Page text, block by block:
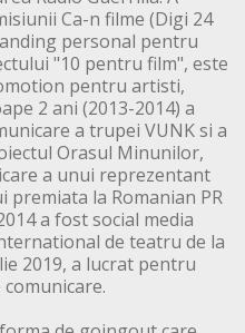
Ca-n filme (Digi 24
personal pentru
"10 pentru film", este
pentru artisti,
2 ani (2013-2014) a
a trupei VUNK si a
Orasul Minunilor,
a unui reprezentant
la Romanian PR
a fost social media
de teatru de la
2019, a lucrat pentru